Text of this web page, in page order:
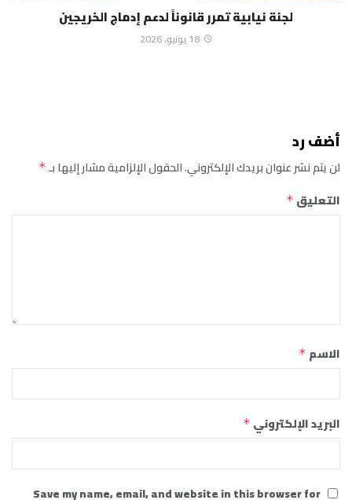
لجنة نيابية تمرر قانوناً لدعم إدماج الخريجين
18 يونيو، 2026
أضف رد
لن يتم نشر عنوان بريدك الإلكتروني.الحقول الإلزامية مشار إليها بـ*
التعليق *
الاسم *
البريد الإلكتروني *
Save my name, email, and website in this browser for